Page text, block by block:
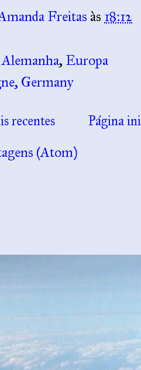
Freitas às 18:12
Alemanha, Europa
Germany
recentes Página
(Atom)